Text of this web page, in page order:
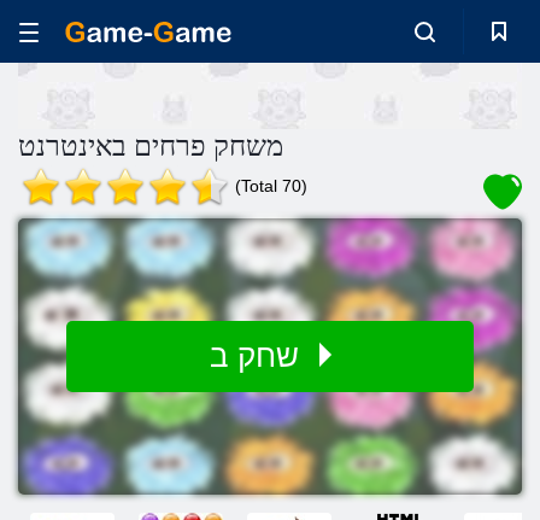
משחק פרחים באינטרנט
(Total 70)